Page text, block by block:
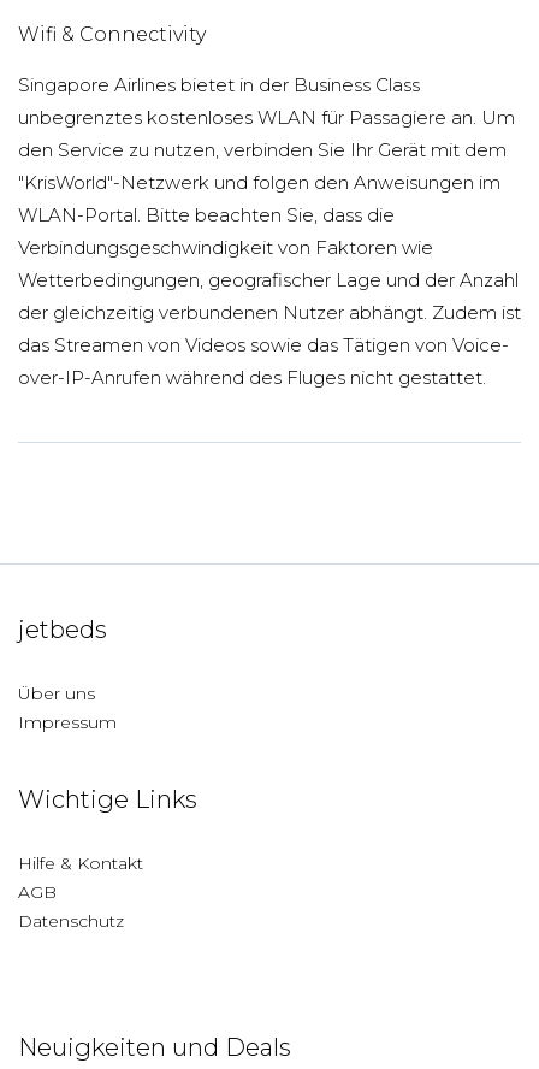
Wifi & Connectivity
Singapore Airlines bietet in der Business Class
unbegrenztes kostenloses WLAN für Passagiere an. Um
den Service zu nutzen, verbinden Sie Ihr Gerät mit dem
"KrisWorld"-Netzwerk und folgen den Anweisungen im
WLAN-Portal. Bitte beachten Sie, dass die
Verbindungsgeschwindigkeit von Faktoren wie
Wetterbedingungen, geografischer Lage und der Anzahl
der gleichzeitig verbundenen Nutzer abhängt. Zudem ist
das Streamen von Videos sowie das Tätigen von Voice-
over-IP-Anrufen während des Fluges nicht gestattet.
jetbeds
Über uns
Impressum
Wichtige Links
Hilfe & Kontakt
AGB
Datenschutz
Neuigkeiten und Deals